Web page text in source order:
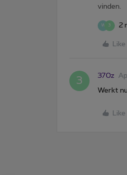
vinden.
W 3 2
Like
3 370z
Werkt
Like